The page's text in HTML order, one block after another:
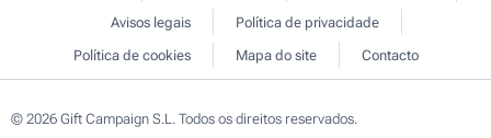
Avisos legais
Política de privacidade
Política de cookies
Mapa do site Contacto
© 2026 Gift Campaign S.L. Todos os direitos reservados.